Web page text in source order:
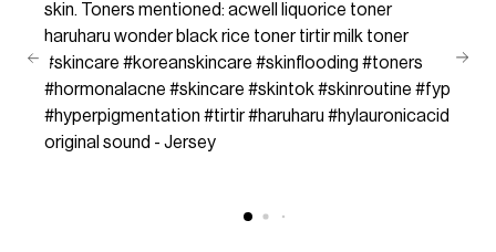
skin. Toners mentioned: acwell liquorice toner
haruharu wonder black rice toner tirtir milk toner
#skincare #koreanskincare #skinflooding #toners
#hormonalacne #skincare #skintok#skinroutine #fyp
#hyperpigmentation #tirtir#haruharu #hylauronicacid
original sound - Jersey